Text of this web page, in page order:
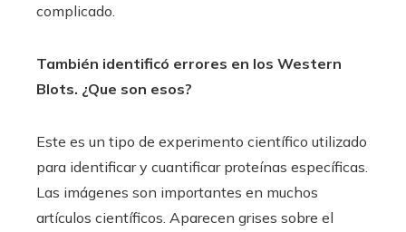
complicado.
También identificó errores en los Western
Blots. ¿Que son esos?
Este es un tipo de experimento científico utilizado
para identificar y cuantificar proteínas específicas.
Las imágenes son importantes en muchos
artículos científicos. Aparecen grises sobre el